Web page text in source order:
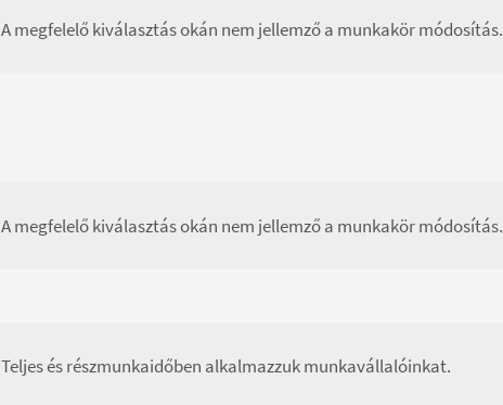
A megfelelő kiválasztás okán nem jellemző a munkakör módosítás.
A megfelelő kiválasztás okán nem jellemző a munkakör módosítás.
Teljes és részmunkaidőben alkalmazzuk munkavállalóinkat.